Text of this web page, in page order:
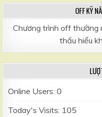
OFF KỸ
Chương trình off thường
thấu hiểu
Online Users:0
Today's Visits: 105